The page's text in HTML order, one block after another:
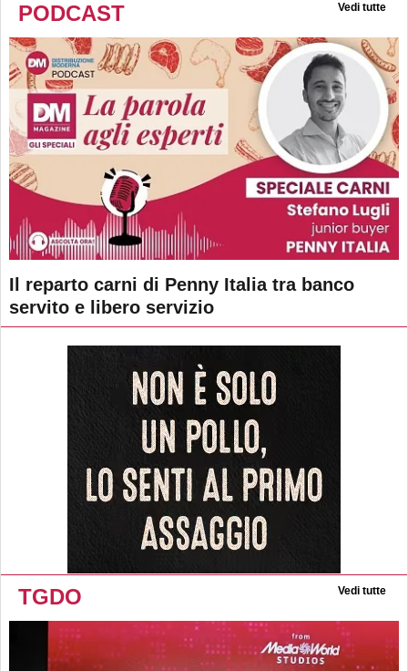
PODCAST Vedi tutte
Il reparto carni di Penny Italia tra banco
servito e libero servizio
TGDO Vedi tutte